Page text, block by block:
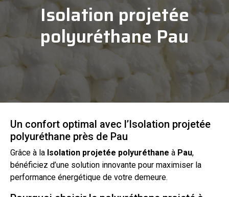
Isolation projetée
polyuréthane Pau
Un confort optimal avec l’Isolation projetée
polyuréthane près de Pau
Grâce à la Isolation projetée polyuréthane à Pau,
bénéficiez d’une solution innovante pour maximiser la
performance énergétique de votre demeure.